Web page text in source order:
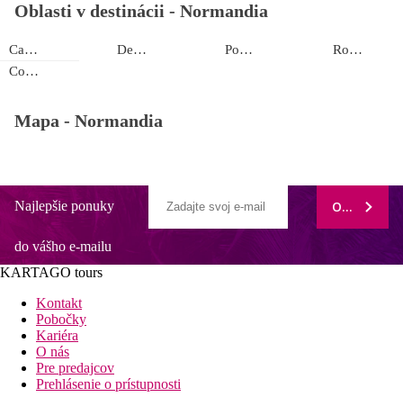
Oblasti v destinácii - Normandia
Cabourg
Courseulles sur Mer
Deauville Port en Bessin Rouen
Mapa - Normandia
Najlepšie ponuky
do vášho e-mailu
ODOBERAŤ
KARTAGO tours
Kontakt
Pobočky
Kariéra
O nás
Pre predajcov
Prehlásenie o prístupnosti